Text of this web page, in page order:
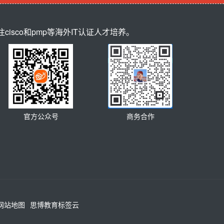
和pmp等海外IT认证人才培养。
官方公众号 商务合作
站地图 思博教育标签云